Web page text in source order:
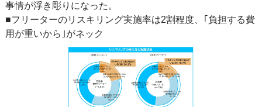
事情が浮き彫りになった。
■フリーターのリスキリング実施率は2割程度、｢負担する費
用が重いから｣がネック